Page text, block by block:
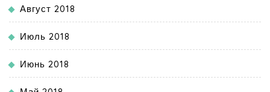
Август 2018
Июль 2018
Июнь 2018